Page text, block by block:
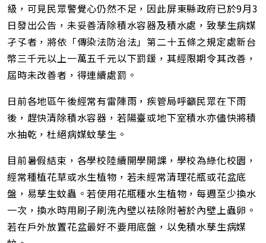
級，可見民眾警覺心仍然不足，因此屏東縣政府已於9月3
日發出公告，未妥善清除積水容器及積水處，致孳生病媒
孑孓者，將依「傳染法防治法」第二十五條之規定處新台
幣三千元以上一萬五千元以下罰鍰，其經限期令其改善，
屆時未改善者，得連續處罰。
日前各地區午後經常有雷陣雨，疾管局呼籲民眾在下雨
後，趕快清除積水容器，若陽臺或地下室積水亦儘快將積
水抽乾，杜絕病媒蚊孳生。
目前暑假結束，各學校陸續開學開課，學校為綠化校園，
經常種植花草或水生植物，若未經常清理花瓶或花盆底
盤，易孳生蚊蟲。若使用花瓶種水生植物，每週至少換水
一次，換水時用刷子刷洗內壁以袪除附著於內壁上蟲卵。
若在戶外放置花盆最好不要用底盤，以免積水孳生病媒